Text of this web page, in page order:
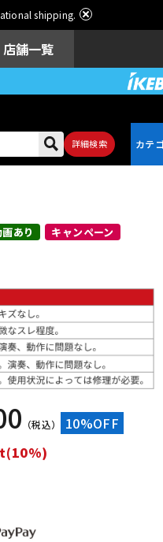
shipping.
店舗一覧
詳細検索
ドラム
配信/ライブ
機器
あり キャンペーン
（税込） 10%OFF